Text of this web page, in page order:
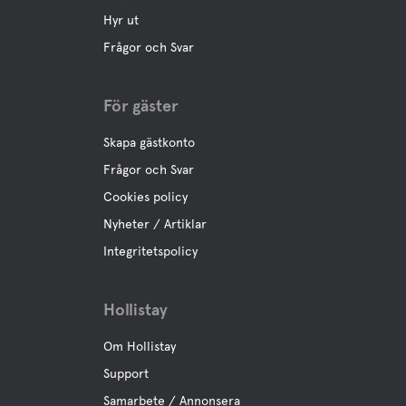
Hyr ut
Frågor och Svar
För gäster
Skapa gästkonto
Frågor och Svar
Cookies policy
Nyheter / Artiklar
Integritetspolicy
Hollistay
Om Hollistay
Support
Samarbete / Annonsera